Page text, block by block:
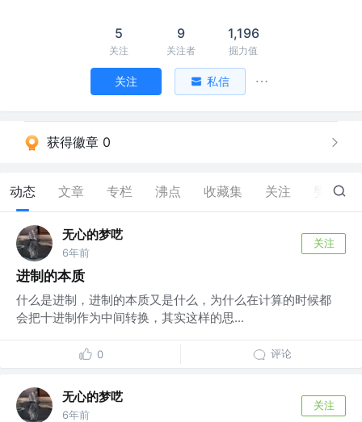
5
关注
9
关注者
1,196
掘力值
关注 私信
获得徽章 0
动态 文章 专栏 沸点 收藏集 关注 38
无心的梦呓
6年前
关注
进制的本质
什么是进制，进制的本质又是什么，为什么在计算的时候都
会把十进制作为中间转换，其实这样的思...
0 评论
无心的梦呓
6年前
关注